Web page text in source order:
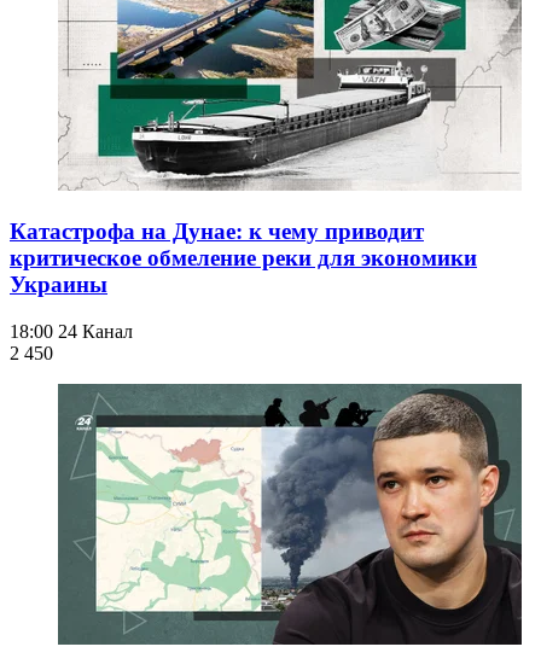
Катастрофа на Дунае: к чему приводит
критическое обмеление реки для экономики
Украины
18:00 24 Канал
2 450